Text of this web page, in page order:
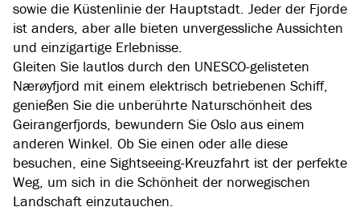
sowie die Küstenlinie der Hauptstadt. Jeder der Fjorde
ist anders, aber alle bieten unvergessliche Aussichten
und einzigartige Erlebnisse.
Gleiten Sie lautlos durch den UNESCO-gelisteten
Nærøyfjord mit einem elektrisch betriebenen Schiff,
genießen Sie die unberührte Naturschönheit des
Geirangerfjords, bewundern Sie Oslo aus einem
anderen Winkel. Ob Sie einen oder alle diese
besuchen, eine Sightseeing-Kreuzfahrt ist der perfekte
Weg, um sich in die Schönheit der norwegischen
Landschaft einzutauchen.